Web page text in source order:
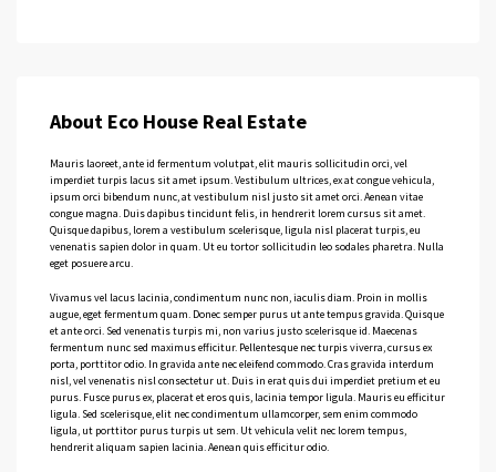
About Eco House Real Estate
Mauris laoreet, ante id fermentum volutpat, elit mauris sollicitudin orci, vel
imperdiet turpis lacus sit amet ipsum. Vestibulum ultrices, ex at congue vehicula,
ipsum orci bibendum nunc, at vestibulum nisl justo sit amet orci. Aenean vitae
congue magna. Duis dapibus tincidunt felis, in hendrerit lorem cursus sit amet.
Quisque dapibus, lorem a vestibulum scelerisque, ligula nisl placerat turpis, eu
venenatis sapien dolor in quam. Ut eu tortor sollicitudin leo sodales pharetra. Nulla
eget posuere arcu.
Vivamus vel lacus lacinia, condimentum nunc non, iaculis diam. Proin in mollis
augue, eget fermentum quam. Donec semper purus ut ante tempus gravida. Quisque
et ante orci. Sed venenatis turpis mi, non varius justo scelerisque id. Maecenas
fermentum nunc sed maximus efficitur. Pellentesque nec turpis viverra, cursus ex
porta, porttitor odio. In gravida ante nec eleifend commodo. Cras gravida interdum
nisl, vel venenatis nisl consectetur ut. Duis in erat quis dui imperdiet pretium et eu
purus. Fusce purus ex, placerat et eros quis, lacinia tempor ligula. Mauris eu efficitur
ligula. Sed scelerisque, elit nec condimentum ullamcorper, sem enim commodo
ligula, ut porttitor purus turpis ut sem. Ut vehicula velit nec lorem tempus,
hendrerit aliquam sapien lacinia. Aenean quis efficitur odio.